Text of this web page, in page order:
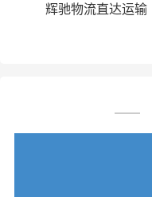
辉驰物流直达运输